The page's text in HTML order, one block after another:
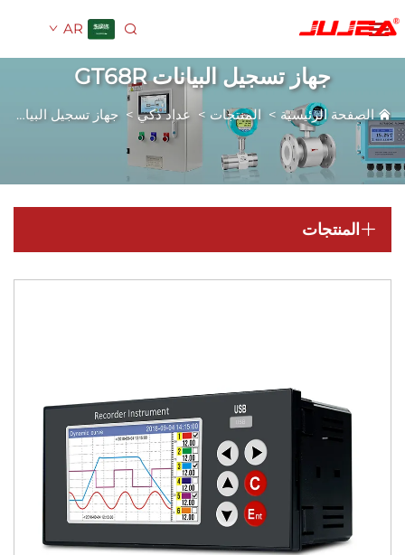
AR
جهاز تسجيل البيانات GT68R
الرئيسية>المنتجات>عداد ذكي>جهاز تسجيل البيانات GT68R
المنتجات